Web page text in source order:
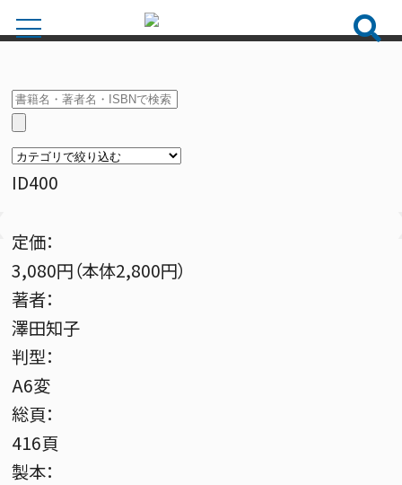
ID400
定価：
3,080円（本体2,800円）
著者：
澤田知子
判型：
A6変
総頁：
416頁
製本：